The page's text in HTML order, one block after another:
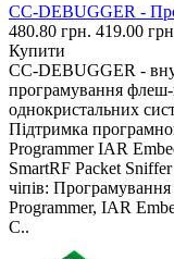
CC-DEBUGGER -
480.80 грн. 419.00
Купити
CC-DEBUGGER -
програмування флеш-
однокристальних
Підтримка
Programmer IAR
SmartRF Packet
чіпів:
Programmer, IAR
C..